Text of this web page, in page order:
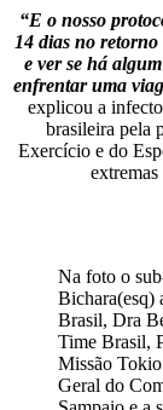
“E o nosso
14 dias no
e ver se há
enfrentar uma
explicou a
brasileira pela
Exercício e do
Na foto o
Bichara(esq)
Brasil, Dra
Time Brasil,
Missão
Geral do